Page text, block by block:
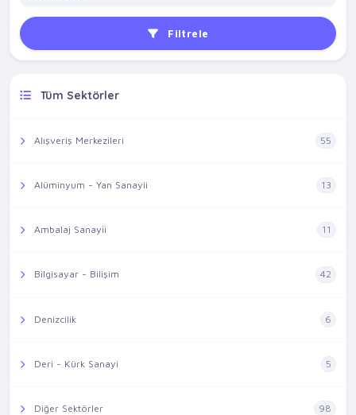
Filtrele
Tüm Sektörler
Alışveriş Merkezileri 55
Alüminyum - Yan Sanayii 13
Ambalaj Sanayii 11
Bilgisayar - Bilişim 42
Denizcilik 6
Deri - Kürk Sanayi 5
Diğer Sektörler 98